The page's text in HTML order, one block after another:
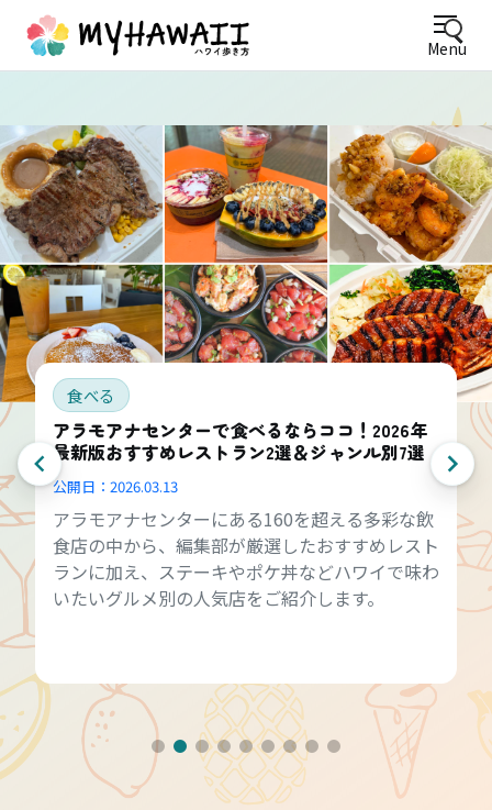
Menu
食べる
アラモアナセンターで食べるならココ！2026年
最新版おすすめレストラン2選＆ジャンル別7選
公開日： 2026.03.13
アラモアナセンターにある160を超える多彩な飲
食店の中から、編集部が厳選したおすすめレスト
ランに加え、ステーキやポケ丼などハワイで味わ
いたいグルメ別の人気店をご紹介します。